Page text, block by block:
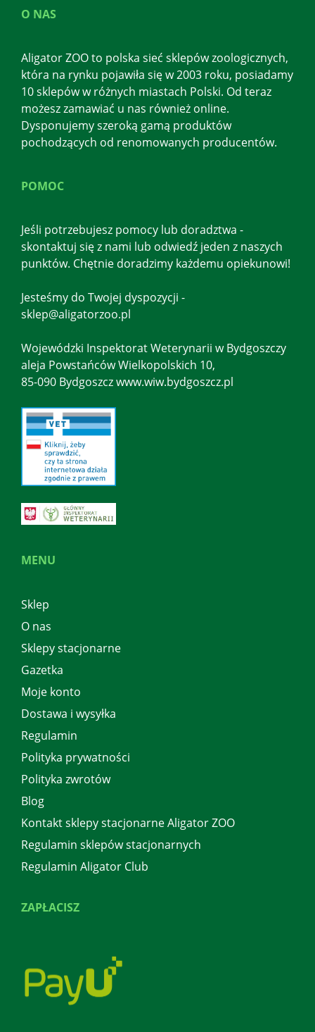
O NAS
Aligator ZOO to polska sieć sklepów zoologicznych,
która na rynku pojawiła się w 2003 roku, posiadamy
10 sklepów w różnych miastach Polski. Od teraz
możesz zamawiać u nas również online.
Dysponujemy szeroką gamą produktów
pochodzących od renomowanych producentów.
MENU
Sklep
O nas
Sklepy stacjonarne
Gazetka
Moje konto
Dostawa i wysyłka
Regulamin
Polityka prywatności
Polityka zwrotów
Blog
Kontakt sklepy stacjonarne Aligator ZOO
Regulamin sklepów stacjonarnych
Regulamin Aligator Club
ZAPŁACISZ
POMOC
Jeśli potrzebujesz pomocy lub doradztwa -
skontaktuj się z nami lub odwiedź jeden z naszych
punktów. Chętnie doradzimy każdemu opiekunowi!
Jesteśmy do Twojej dyspozycji -
sklep@aligatorzoo.pl
Wojewódzki Inspektorat Weterynarii w Bydgoszczy
aleja Powstańców Wielkopolskich 10,
85-090 Bydgoszcz www.wiw.bydgoszcz.pl